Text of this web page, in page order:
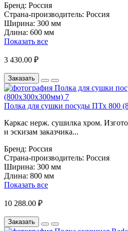
Бренд: Россия
Страна-производитель: Россия
Ширина: 300 мм
Длина: 600 мм
Показать все
3 430.00 ₽
Заказать
Полка для сушки посуды ПТх 800
Каркас нерж. сушилка хром.
и эскизам заказчика...
Бренд: Россия
Страна-производитель: Россия
Ширина: 300 мм
Длина: 800 мм
Показать все
10 288.00 ₽
Заказать